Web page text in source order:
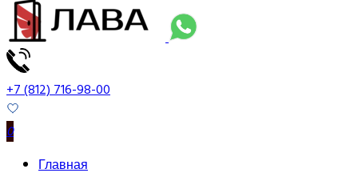
+7 (812) 716-98-00
0
Главная